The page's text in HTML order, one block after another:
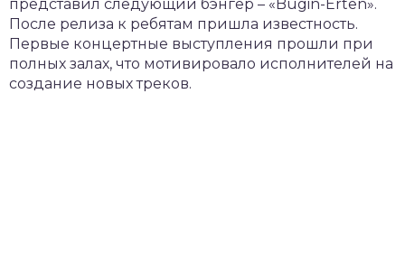
представил следующий бэнгер – «Bugin-Erten».
После релиза к ребятам пришла известность.
Первые концертные выступления прошли при
полных залах, что мотивировало исполнителей на
создание новых треков.